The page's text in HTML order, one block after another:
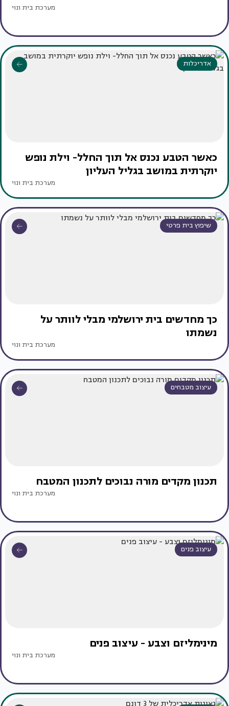
מערכת בית ונוי
אדריכלות
כאשר הטבע נכנס אל תוך החלל- וילת נופש
יוקרתית במושב בגליל העליון
מערכת בית ונוי
שיפוץ בית פרטי
כך מחדשים בית ירושלמי מבלי לוותר על
נשמתו
מערכת בית ונוי
עיצוב מטבחים
תכנון מקדים מורה נבוכים לתכנון המטבח
מערכת בית ונוי
עיצוב פנים
מינימליזם וצבע - עיצוב פנים
מערכת בית ונוי